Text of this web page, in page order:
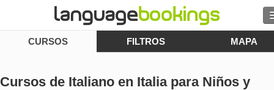
Contacto
CURSOS FILTROS MAPA
Cursos de Italiano en Italia para Niños y